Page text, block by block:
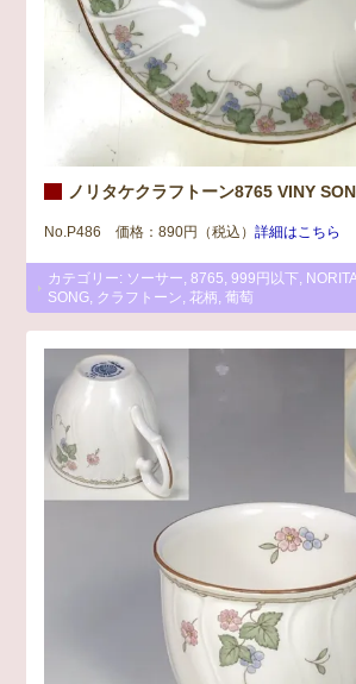
ノリタケクラフトーン8765 VINY
No.P486 価格：890円（税込）詳細はこちら
カテゴリー: ソーサー ,8765 ,999円以下
SONG
クラフトーン ,花柄 ,葡萄